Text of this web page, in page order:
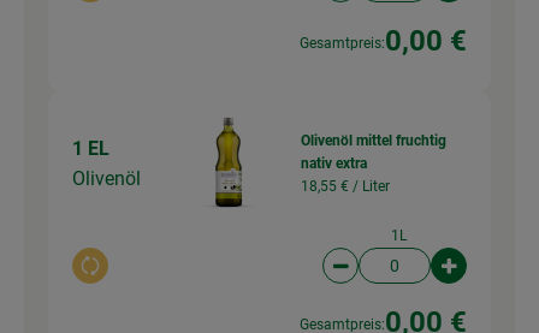
Gesamtpreis:0,00 €
1 EL
Olivenöl
Auswahl ändern
Olivenöl mittel fruchtig
nativ extra
18,55 € / Liter
1L
Artikelanzahl
Gesamtpreis:0,00 €